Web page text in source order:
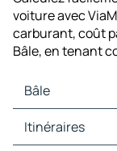
voiture avec
carburant, coût
Bâle, en tenant
Bâle
Bâle Cartes et
Bâle Trafic
Itinéraires